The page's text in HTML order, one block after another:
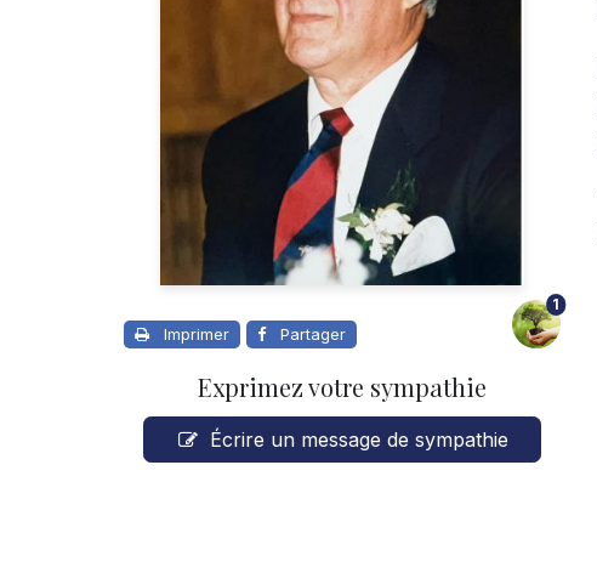
Imprimer Partager
1
Exprimez votre sympathie
Écrire un message de sympathie